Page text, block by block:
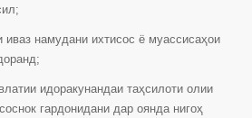
намудани ихтисос ё муассисаҳои
идоракунандаи таҳсилоти олии
гардонидани дар оянда нигоҳ